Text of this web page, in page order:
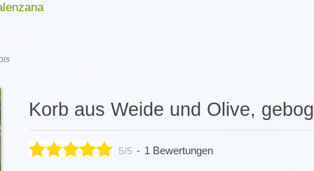
Korb aus Weide und Olive,
5/5 - 1 Bewertungen